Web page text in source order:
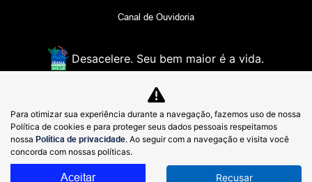
Canal de Ouvidoria
Desacelere. Seu bem maior é a vida.
COMERCIAL PROTON LIMITADA
49.150.086/0001-28
Para otimizar sua experiência durante a navegação, fazemos uso de nossa
Política de cookies e para proteger seus dados pessoais respeitamos
nossa Política de privacidade. Ao seguir com a navegação e visita você
concorda com nossas políticas.
Aceitar Recusar